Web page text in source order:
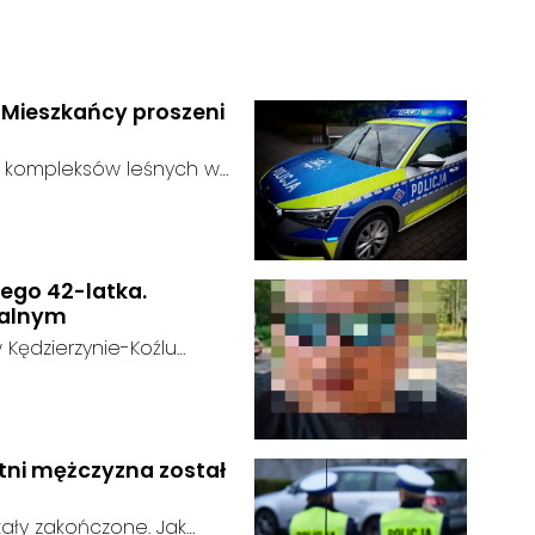
proszeni
leśnych w
funkcjonariusze
42-latka.
Koźlu
kryzysie
nie nawiązał
mężczyzna został
zakończone. Jak